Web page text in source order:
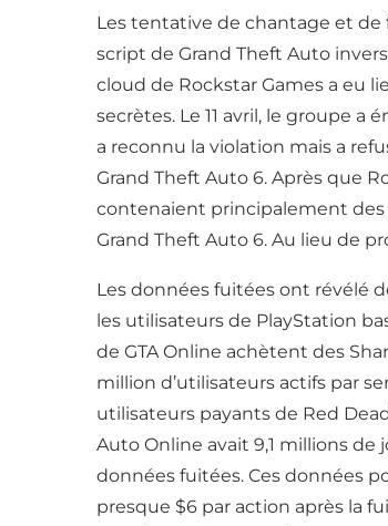
Les tentative de chantage et
script de Grand Theft Auto
cloud de Rockstar Games a eu
secrètes. Le 11 avril, le groupe
a reconnu la violation mais a
Grand Theft Auto 6. Après que
contenaient principalement des
Grand Theft Auto 6. Au lieu de
Les données fuitées ont révélé
les utilisateurs de PlayStation
de GTA Online achètent des
million d’utilisateurs actifs par
utilisateurs payants de Red
Auto Online avait 9,1 millions de
données fuitées. Ces données
presque $6 par action après la